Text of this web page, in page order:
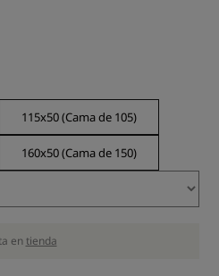
115x50 (Cama de 105)
160x50 (Cama de 150)
en tienda